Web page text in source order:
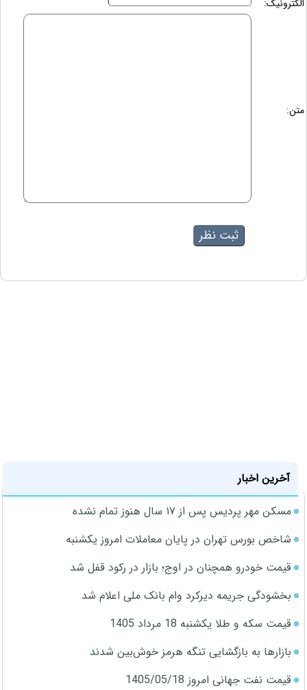
الکترونیک:
متن:
آخرین اخبار
مسکن مهر پردیس پس از ۱۷ سال هنوز تمام نشده
شاخص بورس تهران در پایان معاملات امروز یکشنبه
قیمت خودرو همچنان در اوج؛ بازار در رکود قفل شد
بخشودگی جریمه دیرکرد وام بانک ملی اعلام شد
قیمت سکه و طلا یکشنبه 18 مرداد 1405
بازارها به بازگشایی تنگه هرمز خوش‌بین شدند
قیمت نفت جهانی امروز 1405/05/18